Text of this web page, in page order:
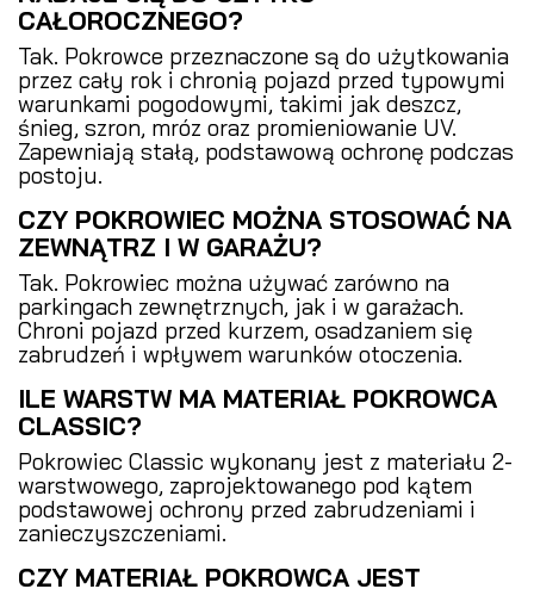
CAŁOROCZNEGO?
Tak. Pokrowce przeznaczone są do użytkowania
przez cały rok i chronią pojazd przed typowymi
warunkami pogodowymi, takimi jak deszcz,
śnieg, szron, mróz oraz promieniowanie UV.
Zapewniają stałą, podstawową ochronę podczas
postoju.
CZY POKROWIEC MOŻNA STOSOWAĆ NA
ZEWNĄTRZ I W GARAŻU?
Tak. Pokrowiec można używać zarówno na
parkingach zewnętrznych, jak i w garażach.
Chroni pojazd przed kurzem, osadzaniem się
zabrudzeń i wpływem warunków otoczenia.
ILE WARSTW MA MATERIAŁ POKROWCA
CLASSIC?
Pokrowiec Classic wykonany jest z materiału 2-
warstwowego, zaprojektowanego pod kątem
podstawowej ochrony przed zabrudzeniami i
zanieczyszczeniami.
CZY MATERIAŁ POKROWCA JEST